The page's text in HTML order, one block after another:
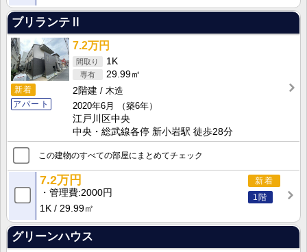
ブリランテⅡ
新着
アパート
7.2万円
1K
29.99㎡
2階建
木造
2020年6月
（築6年）
江戸川区中央
中央・総武線各停 新小岩駅 徒歩28分
この建物のすべての部屋にまとめてチェック
新着
1階
7.2万円
管理費 2000円
1K
29.99㎡
グリーンハウス